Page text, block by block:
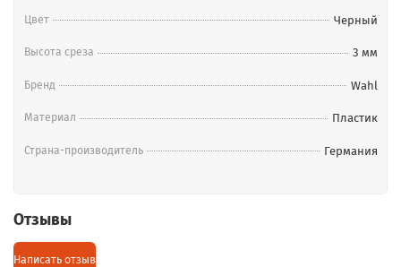
Цвет Черный
Высота среза 3 мм
Бренд Wahl
Материал Пластик
Страна-производитель Германия
Отзывы
Написать отзыв